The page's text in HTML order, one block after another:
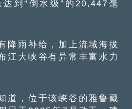
到“倒水级”的20,447毫
雨补给，加上流域海拔
江大峡谷有异常丰富水力
，位于该峡谷的雅鲁藏